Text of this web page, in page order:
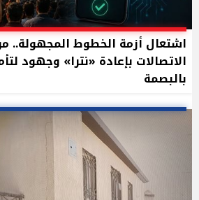
اشتعال أزمة الخطوط المجهولة..
الاتصالات بإعادة «نترا» وجهود
بالبصمة